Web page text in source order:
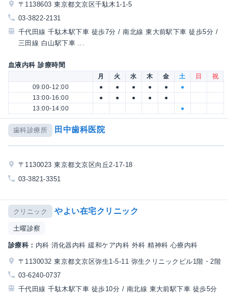
〒1138603 東京都文京区千駄木1-1-5
03-3822-2131
千代田線 千駄木駅下車 徒歩7分 / 南北線 東大前駅下車 徒歩5分 /
三田線 白山駅下車 ...
血液内科 診療時間
月 火 水 木 金 土 日
祝
09:00-12:00
● ● ● ● ●
●
13:00-16:00
● ● ● ●
●
13:00-14:00
●
歯科診療所 田中歯科医院
〒1130023 東京都文京区向丘2-17-18
03-3821-3351
クリニック やよい在宅クリニック
土曜診察
診療科： 内科 消化器内科 緩和ケア内科 外科 精神科 心療内科
〒1130032 東京都文京区弥生1-5-11 弥生クリニックビル1階・2階
03-6240-0737
千代田線 千駄木駅下車 徒歩10分 / 南北線 東大前駅下車 徒歩5分